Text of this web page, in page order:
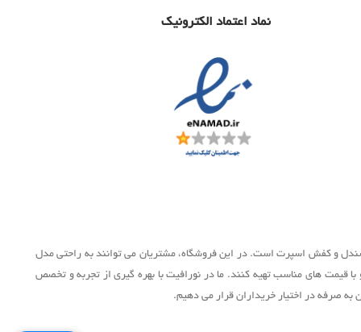
نماد اعتماد الکترونیک
صندل و کفش اسپرت است. در این فروشگاه، مشتریان می توانند به راحتی مدل
قیمت های مناسب تهیه کنند. ما در نورافیت با بهره گیری از تجربه و تخصص
صرفه در اختیار خریداران قرار می دهیم.